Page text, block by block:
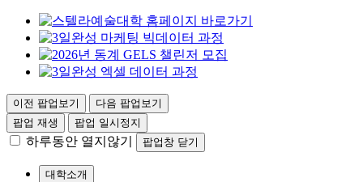
이전 팝업보기
다음 팝업보기
팝업 재생
팝업 일시정지
하루동안 열지않기 팝업창 닫기
대학소개